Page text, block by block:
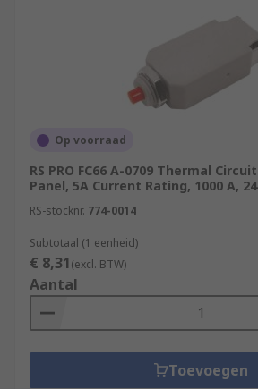
Op voorraad
RS PRO FC66 A-0709 Thermal
Panel, 5A Current Rating, 1000 A,
RS-stocknr. 774-0014
Subtotaal (1 eenheid)
€ 8,31(excl. BTW)
Aantal
Toevoegen